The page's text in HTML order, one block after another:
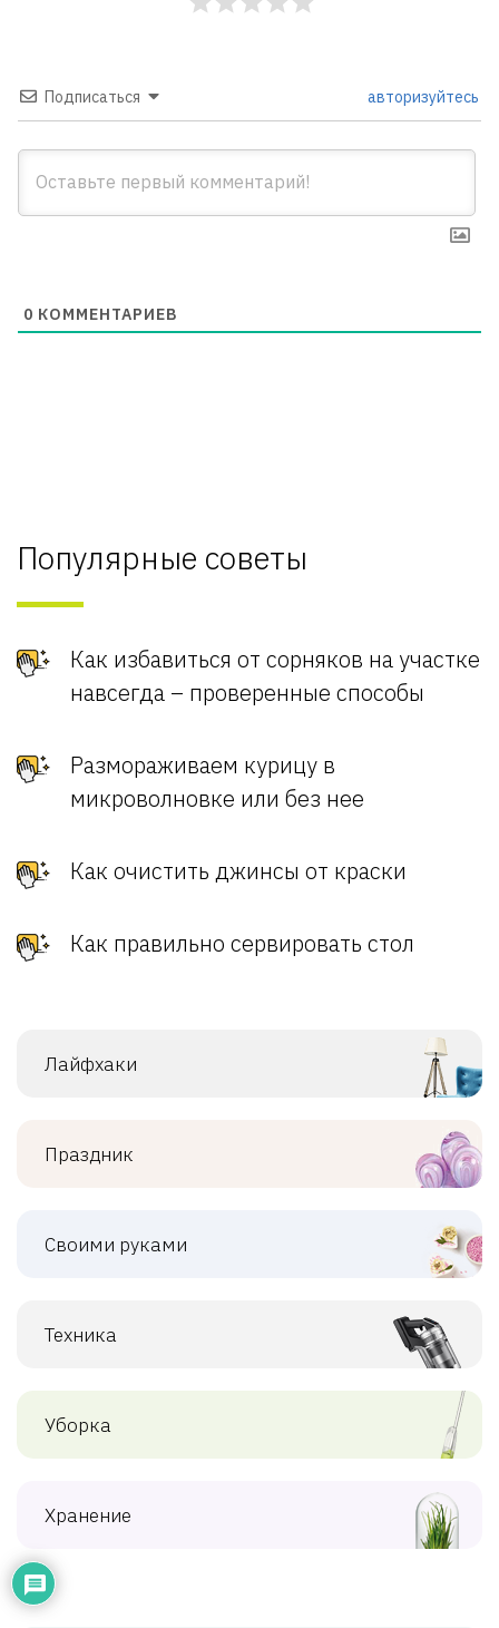
Подписаться авторизуйтесь
0 КОММЕНТАРИЕВ
Популярные советы
Как избавиться от сорняков на участке
навсегда – проверенные способы
Размораживаем курицу в
микроволновке или без нее
Как очистить джинсы от краски
Как правильно сервировать стол
Лайфхаки
Праздник
Своими руками
Техника
Уборка
Хранение